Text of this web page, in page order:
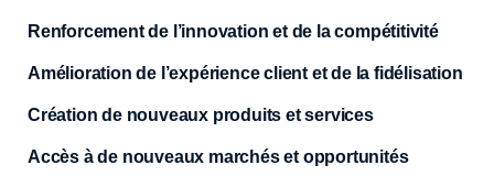
Renforcement de l’innovation et de la compétitivité
Amélioration de l’expérience client et de la fidélisation
Création de nouveaux produits et services
Accès à de nouveaux marchés et opportunités